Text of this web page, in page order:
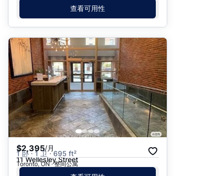
查看可用性
$2,395/月
1 卧 · 1 卫 · 695 ft²
11 Wellesley Street
Toronto, ON · 整间公寓